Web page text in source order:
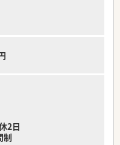
方針が同じであれば、アプ
、新しいことにもチャレンジ
おります。
ミュニケーションの活性化
さるため、薬剤師は監査・服
2日
制